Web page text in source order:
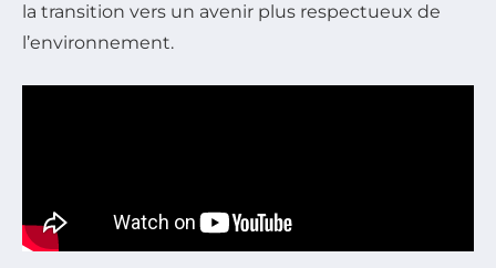
la transition vers un avenir plus respectueux de
l’environnement.